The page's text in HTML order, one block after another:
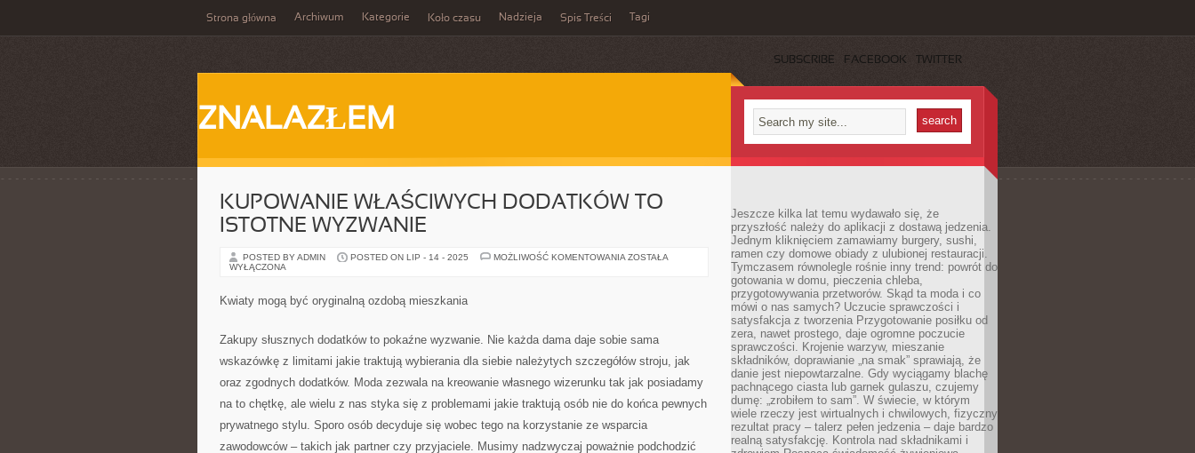
Strona główna Archiwum Kategorie Koło czasu Nadzieja Spis Treści Tagi
SUBSCRIBE FACEBOOK TWITTER
ZNALAZŁEM
KUPOWANIE WŁAŚCIWYCH DODATKÓW TO
ISTOTNE WYZWANIE
POSTED BY ADMIN POSTED ON LIP - 14 - 2025 MOŻLIWOŚĆ KOMENTOWANIA KUPOWANIE
ZOSTAŁA
WYŁĄCZONA
Kwiaty mogą być oryginalną ozdobą mieszkania
Zakupy słusznych dodatków to pokaźne wyzwanie. Nie każda dama daje sobie sama
wskazówkę z limitami jakie traktują wybierania dla siebie należytych szczegółów stroju, jak
oraz zgodnych dodatków. Moda zezwala na kreowanie własnego wizerunku tak jak posiadamy
na to chętkę, ale wielu z nas styka się z problemami jakie traktują osób nie do końca pewnych
prywatnego stylu. Sporo osób decyduje się wobec tego na korzystanie ze wsparcia
zawodowców – takich jak partner czy przyjaciele. Musimy nadzwyczaj poważnie podchodzić
Jeszcze kilka lat temu wydawało się, że
przyszłość należy do aplikacji z dostawą jedzenia.
Jednym kliknięciem zamawiamy burgery, sushi,
ramen czy domowe obiady z ulubionej restauracji.
Tymczasem równolegle rośnie inny trend: powrót do
gotowania w domu, pieczenia chleba,
przygotowywania przetworów. Skąd ta moda i co
mówi o nas samych? Uczucie sprawczości i
satysfakcja z tworzenia Przygotowanie posiłku od
zera, nawet prostego, daje ogromne poczucie
sprawczości. Krojenie warzyw, mieszanie
składników, doprawianie „na smak” sprawiają, że
danie jest niepowtarzalne. Gdy wyciągamy blachę
pachnącego ciasta lub garnek gulaszu, czujemy
dumę: „zrobiłem to sam”. W świecie, w którym
wiele rzeczy jest wirtualnych i chwilowych, fizyczny
rezultat pracy – talerz pełen jedzenia – daje bardzo
realną satysfakcję. Kontrola nad składnikami i